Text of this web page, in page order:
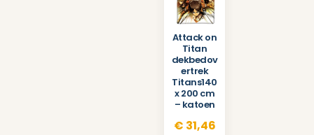
Attack on
Titan
dekbedov
ertrek
Titans140
x 200 cm
– katoen
€ 31,46